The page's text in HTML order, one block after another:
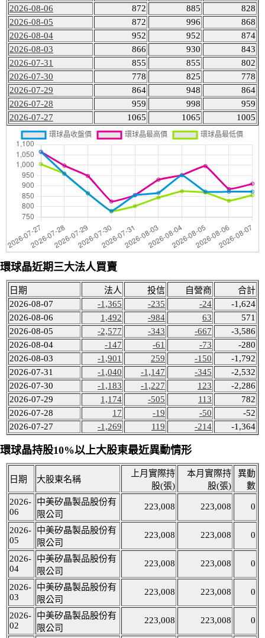
2026-08-06
872 885
828
2026-08-05
872 996
868
2026-08-04
952 952
874
2026-08-03
866 930
843
2026-07-31
855 855
802
2026-07-30
778 825
778
2026-07-29
864 948
864
2026-07-28
959 998
959
2026-07-27
1065 1065 1005
環球晶近期三大法人買賣
日期 法人 投信 自營商
合計
2026-08-07
-1,365 -235 -24
-1,624
2026-08-06
1,492 -984 63
571
2026-08-05
-2,577 -343 -667
-3,586
2026-08-04
-147 -61 -73
-280
2026-08-03
-1,901 259 -150
-1,792
2026-07-31
-1,040 -1,147 -345
-2,532
2026-07-30
-1,183 -1,227 123
-2,286
2026-07-29
1,174 -505 113
782
2026-07-28
17 -19 -50
-52
2026-07-27
-1,269 119 -214 -1,364
環球晶持股10%以上大股東最近異動情形
日期 大股東名稱
上月實際持
股(張)
本月實際持
股(張)
異動
數
2026-
06
中美矽晶製品股份有
限公司
223,008 223,008 0
2026-
05
中美矽晶製品股份有
限公司
223,008 223,008 0
2026-
04
中美矽晶製品股份有
限公司
223,008 223,008 0
2026-
03
中美矽晶製品股份有
限公司
223,008 223,008 0
2026-
02
中美矽晶製品股份有
限公司
223,008 223,008 0